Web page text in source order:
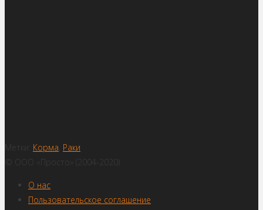
Метки: Корма Раки
© ООО «Просто» (2004-2020)
О нас
Пользовательское соглашение